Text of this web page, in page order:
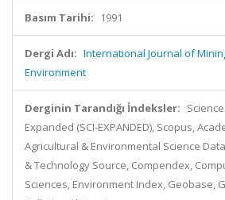
Basım Tarihi: 1991
Dergi Adı: International Journal of
Environment
Derginin Tarandığı İndeksler:
Expanded (SCI-EXPANDED), Scopus,
Agricultural & Environmental Science
& Technology Source, Compendex,
Sciences, Environment Index, Geobase,